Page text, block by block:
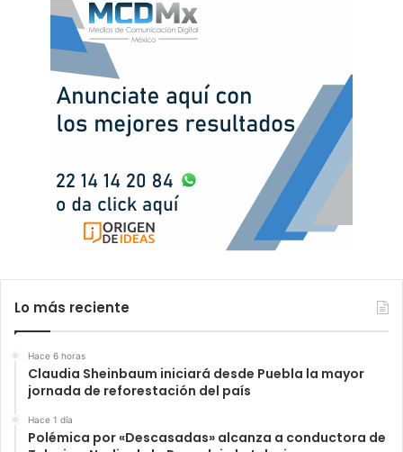
Lo más reciente
Hace 6 horas
Claudia Sheinbaum iniciará desde Puebla la mayor
jornada de reforestación del país
Hace 1 día
Polémica por «Descasadas» alcanza a conductora de